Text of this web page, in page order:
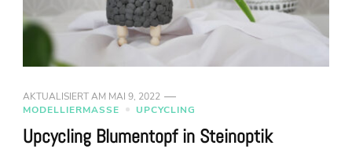
AKTUALISIERT AM MAI 9, 2022
MODELLIERMASSE
UPCYCLING
Upcycling Blumentopf in Steinoptik